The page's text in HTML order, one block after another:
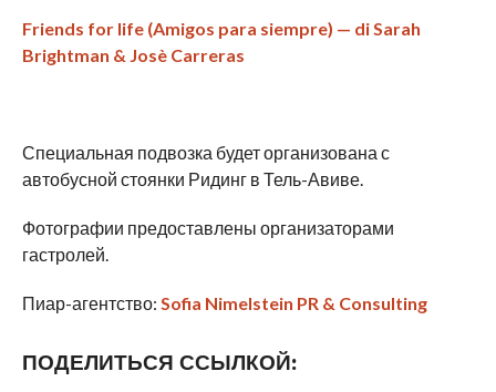
Friends for life (Amigos para siempre) — di Sarah
Brightman & Josè Carreras
Специальная подвозка будет организована с
автобусной стоянки Ридинг в Тель-Авиве.
Фотографии предоставлены организаторами
гастролей.
Пиар-агентство: Sofia Nimelstein PR & Consulting
ПОДЕЛИТЬСЯ ССЫЛКОЙ: